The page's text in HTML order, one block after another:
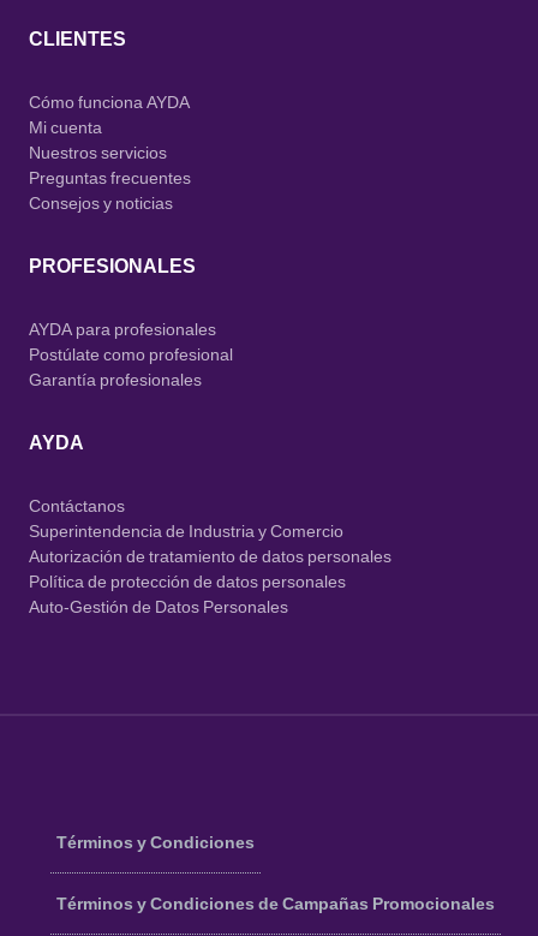
CLIENTES
Cómo funciona AYDA
Mi cuenta
Nuestros servicios
Preguntas frecuentes
Consejos y noticias
PROFESIONALES
AYDA para profesionales
Postúlate como profesional
Garantía profesionales
AYDA
Contáctanos
Superintendencia de Industria y Comercio
Autorización de tratamiento de datos personales
Política de protección de datos personales
Auto-Gestión de Datos Personales
Términos y Condiciones
Términos y Condiciones de Campañas Promocionales